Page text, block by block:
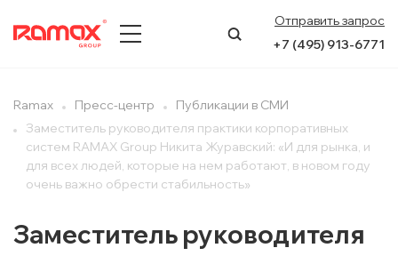
Отправить запрос
+7 (495) 913-6771
ПРЕСС-ЦЕНТР
НАПРАВЛЕНИЯ
УСЛУГИ
Ramax Пресс-центр
Публикации в СМИ
Заместитель руководителя практики корпоративных
систем RAMAX Group Никита Журавский: «И для рынка, и
для всех людей, которые на нем работают, в новом году
очень важно обрести стабильность»
Заместитель руководителя